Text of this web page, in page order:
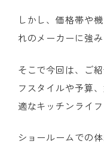
しかし、価格帯や
れのメーカーに強
そこで今回は、ご
フスタイルや予算
適なキッチンライ
ショールームでの